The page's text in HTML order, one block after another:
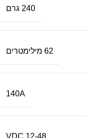
240 גרם
62 מילימטרים
140A